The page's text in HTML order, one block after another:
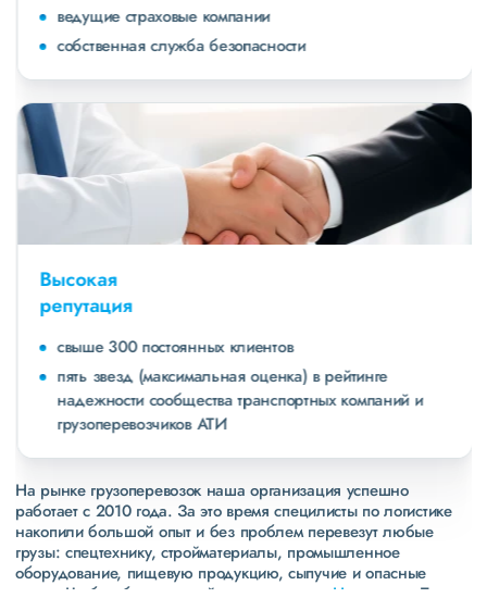
ведущие страховые компании
собственная служба безопасности
Высокая
репутация
свыше 300 постоянных клиентов
пять звезд (максимальная оценка) в рейтинге
надежности сообщества транспортных компаний и
грузоперевозчиков АТИ
На рынке грузоперевозок наша организация успешно
работает с 2010 года. За это время специлисты по логистике
накопили большой опыт и без проблем перевезут любые
грузы: спецтехнику, стройматериалы, промышленное
оборудование, пищевую продукцию, сыпучие и опасные